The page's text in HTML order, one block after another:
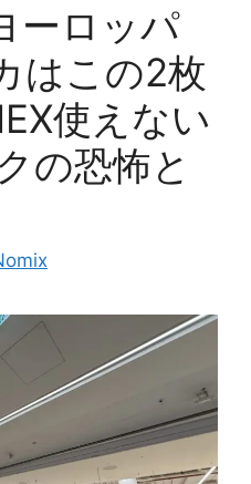
ーロッパ
はこの2枚
使えない
の恐怖と